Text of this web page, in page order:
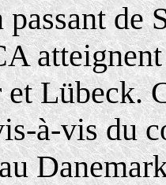
passant de
Lübeck.
à-vis du